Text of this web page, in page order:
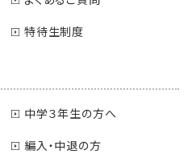
特待生制度
中学３年生の方へ
編入・中退の方